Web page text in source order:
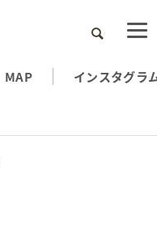
検索
MAP インスタグラ